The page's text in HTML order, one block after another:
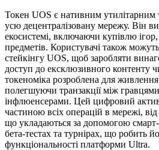
Токен UOS є нативним
усю децентралізовану мережу. Він
екосистемі, включаючи купівлю ігор,
предметів. Користувачі також
стейкінгу UOS, щоб заробляти
доступ до ексклюзивного контенту
токеноміка розроблена для
полегшуючи транзакції між
інфлюенсерами. Цей цифровий
частиною всіх операцій в мережі,
що укладаються за допомогою смарт-
бета-тестах та турнірах, що робить
функціональності платформи Ultra.